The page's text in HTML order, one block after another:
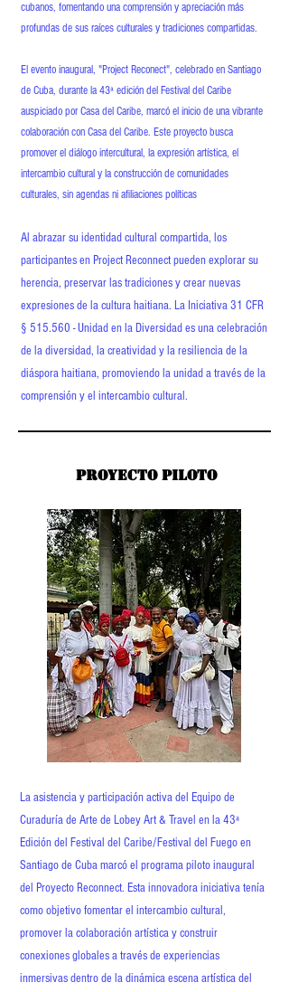
cubanos, fomentando una comprensión y apreciación más
profundas de sus raíces culturales y tradiciones compartidas.
El evento inaugural, "Project Reconect", celebrado en Santiago
de Cuba, durante la 43ª edición del Festival del Caribe
auspiciado por Casa del Caribe, marcó el inicio de una vibrante
colaboración con Casa del Caribe. Este proyecto busca
promover el diálogo intercultural, la expresión artística, el
intercambio cultural y la construcción de comunidades
culturales, sin agendas ni afiliaciones políticas
Al abrazar su identidad cultural compartida, los
participantes en Project Reconnect pueden explorar su
herencia, preservar las tradiciones y crear nuevas
expresiones de la cultura haitiana. La Iniciativa 31 CFR
§ 515.560 - Unidad en la Diversidad es una celebración
de la diversidad, la creatividad y la resiliencia de la
diáspora haitiana, promoviendo la unidad a través de la
comprensión y el intercambio cultural.
Proyecto piloto
Proyecto piloto
La asistencia y participación activa del Equipo de
Curaduría de Arte de Lobey Art & Travel en la 43ª
Edición del Festival del Caribe/Festival del Fuego en
Santiago de Cuba marcó el programa piloto inaugural
del Proyecto Reconnect. Esta innovadora iniciativa tenía
como objetivo fomentar el intercambio cultural,
promover la colaboración artística y construir
conexiones globales a través de experiencias
inmersivas dentro de la dinámica escena artística del